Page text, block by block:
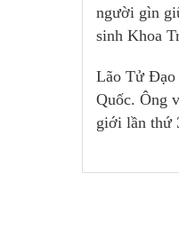
người gìn
sinh Khoa
Lão Tử Đạo
Quốc. Ông
giới lần thứ